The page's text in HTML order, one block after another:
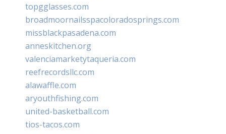
topgglasses.com
broadmoornailsspacoloradosprings.com
missblackpasadena.com
anneskitchen.org
valenciamarketytaqueria.com
reefrecordsllc.com
alawaffle.com
aryouthfishing.com
united-basketball.com
tios-tacos.com